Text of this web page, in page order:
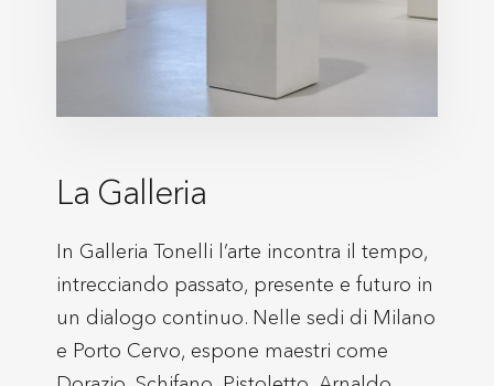
La Galleria
In Galleria Tonelli l’arte incontra il tempo,
intrecciando passato, presente e futuro in
un dialogo continuo. Nelle sedi di Milano
e Porto Cervo, espone maestri come